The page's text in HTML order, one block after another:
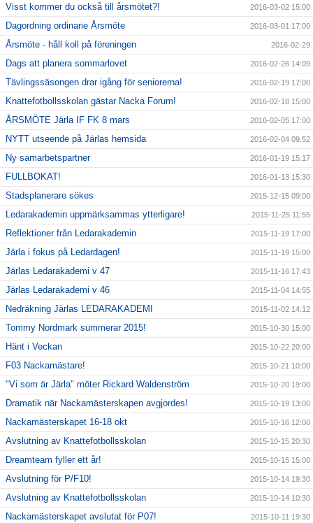
Visst kommer du också till årsmötet?! 2016-03-02 15:00
Dagordning ordinarie Årsmöte 2016-03-01 17:00
Årsmöte - håll koll på föreningen 2016-02-29
Dags att planera sommarlovet 2016-02-26 14:09
Tävlingssäsongen drar igång för seniorerna! 2016-02-19 17:00
Knattefotbollsskolan gästar Nacka Forum! 2016-02-18 15:00
ÅRSMÖTE Järla IF FK 8 mars 2016-02-05 17:00
NYTT utseende på Järlas hemsida 2016-02-04 09:52
Ny samarbetspartner 2016-01-19 15:17
FULLBOKAT! 2016-01-13 15:30
Stadsplanerare sökes 2015-12-15 09:00
Ledarakademin uppmärksammas ytterligare! 2015-11-25 11:55
Reflektioner från Ledarakademin 2015-11-19 17:00
Järla i fokus på Ledardagen! 2015-11-19 15:00
Järlas Ledarakademi v 47 2015-11-16 17:43
Järlas Ledarakademi v 46 2015-11-04 14:55
Nedräkning Järlas LEDARAKADEMI 2015-11-02 14:12
Tommy Nordmark summerar 2015! 2015-10-30 15:00
Hänt i Veckan 2015-10-22 20:00
F03 Nackamästare! 2015-10-21 10:00
"Vi som är Järla" möter Rickard Waldenström 2015-10-20 19:00
Dramatik när Nackamästerskapen avgjordes! 2015-10-19 13:00
Nackamästerskapet 16-18 okt 2015-10-16 12:00
Avslutning av Knattefotbollsskolan 2015-10-15 20:30
Dreamteam fyller ett år! 2015-10-15 15:00
Avslutning för P/F10! 2015-10-14 19:30
Avslutning av Knattefotbollsskolan 2015-10-14 10:30
Nackamästerskapet avslutat för P07! 2015-10-11 19:30